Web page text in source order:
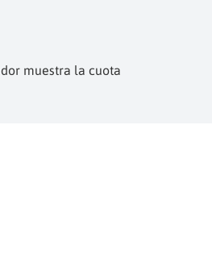
muestra la cuota